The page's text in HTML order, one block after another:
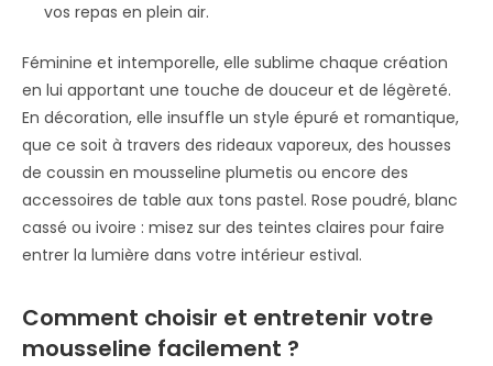
vos repas en plein air.
Féminine et intemporelle, elle sublime chaque création
en lui apportant une touche de douceur et de légèreté.
En décoration, elle insuffle un style épuré et romantique,
que ce soit à travers des rideaux vaporeux, des housses
de coussin en mousseline plumetis ou encore des
accessoires de table aux tons pastel. Rose poudré, blanc
cassé ou ivoire : misez sur des teintes claires pour faire
entrer la lumière dans votre intérieur estival.
Comment choisir et entretenir votre
mousseline facilement ?